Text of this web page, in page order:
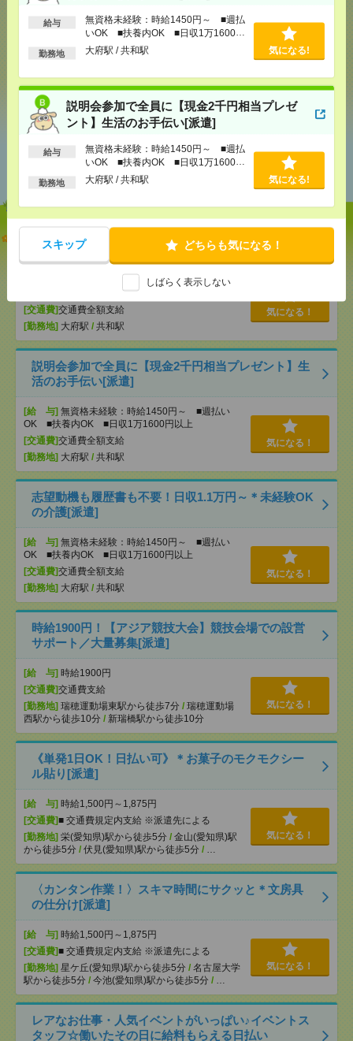
給与
無資格未経験：時給1450円～ ■週払
いOK ■扶養内OK ■日収1万1600円
以上
勤務地 大府駅 / 共和駅 気になる!
説明会参加で全員に【現金2千円相当プレゼ
ント】生活のお手伝い[派遣]
給与
無資格未経験：時給1450円～ ■週払
いOK ■扶養内OK ■日収1万1600円
以上
勤務地 大府駅 / 共和駅 気になる!
スキップ どちらも気になる！
しばらく表示しない
メールで送る LINE
シェア ツイート ブックマーク
あなたの閲覧履歴からの
おすすめ
【オープニング募集】おばあちゃんのお散歩付き添
いも仕事の1つ[派遣]
無資格未経験：時給1450円～ ■週払い
OK ■扶養内OK ■日収1万1600円以上
[交通費]交通費全額支給
[勤務地] 大府駅 / 共和駅
気になる！
説明会参加で全員に【現金2千円相当プレゼント】生
活のお手伝い[派遣]
[給 与] 無資格未経験：時給1450円～ ■週払い
OK ■扶養内OK ■日収1万1600円以上
[交通費]交通費全額支給
[勤務地] 大府駅 / 共和駅
気になる！
志望動機も履歴書も不要！日収1.1万円～＊未経験OK
の介護[派遣]
[給 与] 無資格未経験：時給1450円～ ■週払い
OK ■扶養内OK ■日収1万1600円以上
[交通費]交通費全額支給
[勤務地] 大府駅 / 共和駅
気になる！
時給1900円！【アジア競技大会】競技会場での設営
サポート／大量募集[派遣]
[給 与] 時給1900円
[交通費]交通費支給
[勤務地] 瑞穂運動場東駅から徒歩7分 / 瑞穂運動場
西駅から徒歩10分 / 新瑞橋駅から徒歩10分
気になる！
《単発1日OK！日払い可》＊お菓子のモクモクシー
ル貼り[派遣]
[給 与] 時給1,500円～1,875円
[交通費]■ 交通費規定内支給 ※派遣先による
[勤務地] 栄(愛知県)駅から徒歩5分 / 金山(愛知県)駅
から徒歩5分 / 伏見(愛知県)駅から徒歩5分 / …
気になる！
〈カンタン作業！〉スキマ時間にサクッと＊文房具
の仕分け[派遣]
[給 与] 時給1,500円～1,875円
[交通費]■ 交通費規定内支給 ※派遣先による
[勤務地] 星ケ丘(愛知県)駅から徒歩5分 / 名古屋大学
駅から徒歩5分 / 今池(愛知県)駅から徒歩5分 / …
気になる！
レアなお仕事・人気イベントがいっぱい♪イベントス
タッフ☆働いたその日に給料もらえる日払い